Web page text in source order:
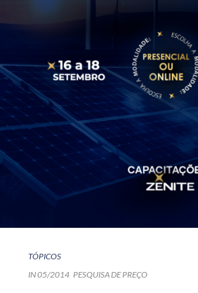
TÓPICOS
IN 05/2014 PESQUISA DE PREÇO